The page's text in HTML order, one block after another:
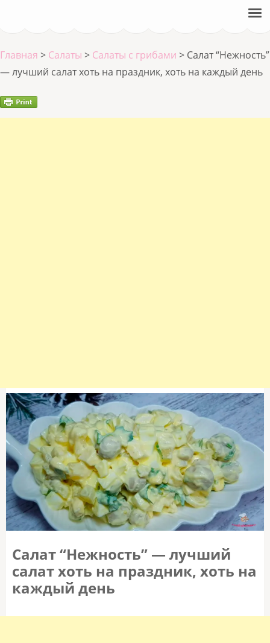
Главная > Салаты > Салаты с грибами > Салат “Нежность”
— лучший салат хоть на праздник, хоть на каждый день
Салат “Нежность” — лучший
салат хоть на праздник, хоть на
каждый день